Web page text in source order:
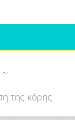
της κόρης